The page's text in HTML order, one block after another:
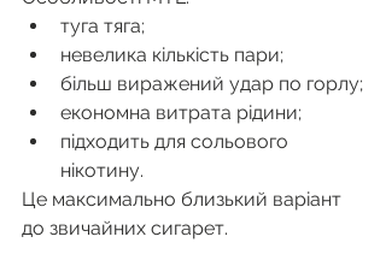
туга тяга;
невелика кількість пари;
більш виражений удар по горлу;
економна витрата рідини;
підходить для сольового
нікотину.
Це максимально близький варіант
до звичайних сигарет.